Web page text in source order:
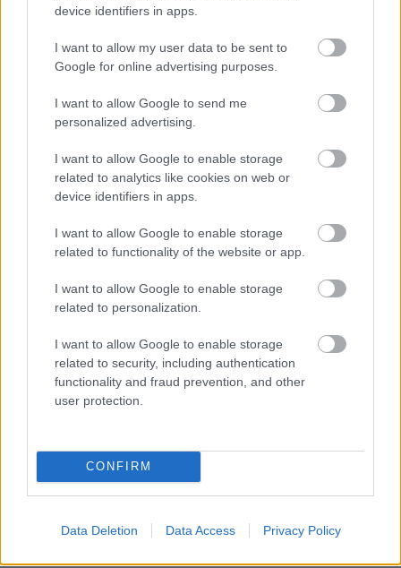
device identifiers in apps.
I want to allow my user data to be sent to
Google for online advertising purposes.
I want to allow Google to send me
personalized advertising.
I want to allow Google to enable storage
related to analytics like cookies on web or
device identifiers in apps.
I want to allow Google to enable storage
related to functionality of the website or app.
I want to allow Google to enable storage
related to personalization.
I want to allow Google to enable storage
related to security, including authentication
functionality and fraud prevention, and other
user protection.
CONFIRM
Data Deletion Data Access Privacy Policy
Látlelet a hazai víziközművekről? Egyetlen, fél
évszázados vezetéken múlt Bicske vízellátása
Helyi hírek
Gyárleállításokkal és átszervezett termeléssel
tehermentesíti a villamosenergia-rendszert a